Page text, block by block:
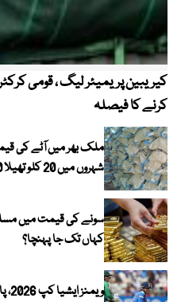
کرنے کا فیصلہ
ملک بھر میں آٹے کی
شہروں میں 20 کلو تھیلا 100 روپے تک مہنگا
سونے کی قیمت میں
کہاں تک جا پہنچا؟